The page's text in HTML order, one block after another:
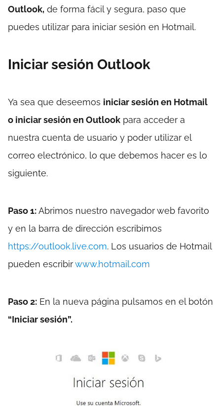
Outlook, de forma fácil y segura, paso que
puedes utilizar para iniciar sesión en Hotmail.
Iniciar sesión Outlook
Ya sea que deseemos iniciar sesión en Hotmail
o iniciar sesión en Outlook para acceder a
nuestra cuenta de usuario y poder utilizar el
correo electrónico, lo que debemos hacer es lo
siguiente.
Paso 1:Abrimos nuestro navegador web favorito
y en la barra de dirección escribimos
https://outlook.live.com. Los usuarios de Hotmail
pueden escribirwww.hotmail.com
Paso 2: En la nueva página pulsamos en el botón
“Iniciar sesión”.